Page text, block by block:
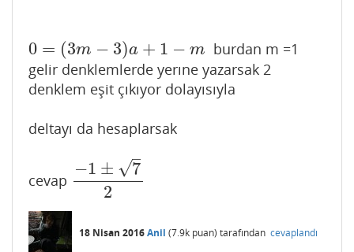
0 = (3m − 3)a + 1 − m
0=(3 m−3)a +1 −m
burdan m =1
gelir denklemlerde yerıne yazarsak 2
denklem eşit çıkıyor dolayısıyla
deltayı da hesaplarsak
cevap
−1 ± 7
–
√
2
−1±72
18 Nisan 2016Anil (7.9k puan) tarafından cevaplandı